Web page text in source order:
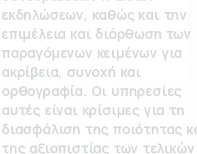
εκδηλώσεων, καθώς και την
επιμέλεια και διόρθωση των
παραγόμενων κειμένων για
ακρίβεια, συνοχή και
ορθογραφία. Οι υπηρεσίες
αυτές είναι κρίσιμες για τη
διασφάλιση της ποιότητας
της αξιοπιστίας των τελικών